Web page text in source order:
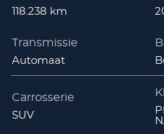
118.238 km
Transmissie
Automaat
Carrosserie
SUV